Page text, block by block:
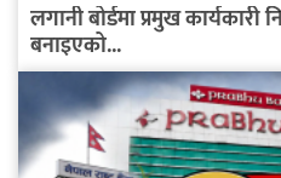
लगानी बोर्डमा प्रमुख
बनाइएको...